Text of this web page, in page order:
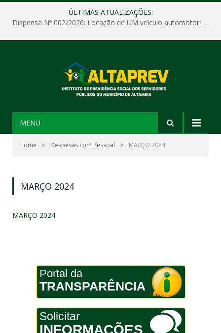
ÚLTIMAS ATUALIZAÇÕES:
Dispensa Nº 002/2026: Locação de UM veículo automotor sem motorista, tipo passeio, com seguro total e quilometragem livre, para atender as demandas operacionais e administrativas do Instituto de Previdência Social dos Servidores Públicos do Município de Altamira – PA – ALTAPREV.
MENU
Home » Despesas com Pessoal » MARÇO 2024
MARÇO 2024
MARÇO 2024
Portal da
TRANSPARÊNCIA
Solicitar
INFORMAÇÕES